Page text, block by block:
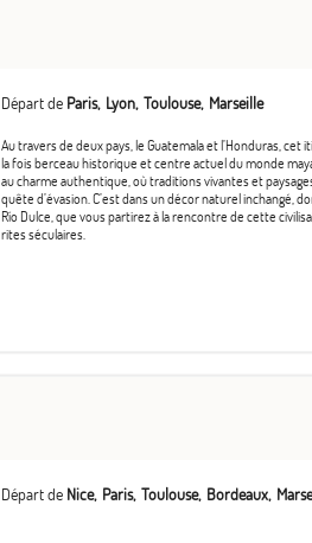
Départ de Paris Lyon Toulouse Marseille
Au travers de deux pays, le Guatemala et l’Honduras,
la fois berceau historique et centre actuel du monde
au charme authentique, où traditions vivantes et
quête d’évasion. C’est dans un décor naturel inchangé,
Río Dulce, que vous partirez à la rencontre de cette
rites séculaires.
Départ de Nice Paris Toulouse Bordeaux